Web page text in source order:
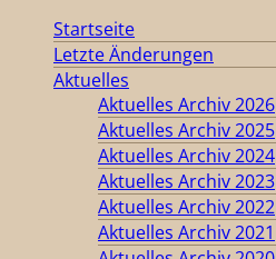
Startseite
Letzte Änderungen
Aktuelles
Aktuelles Archiv 2026
Aktuelles Archiv 2025
Aktuelles Archiv 2024
Aktuelles Archiv 2023
Aktuelles Archiv 2022
Aktuelles Archiv 2021